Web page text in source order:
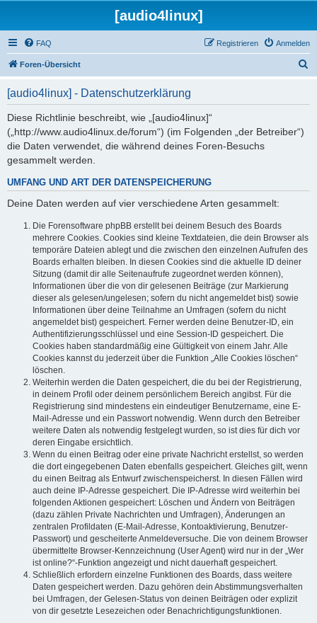
[audio4linux]
FAQ Anmelden
Registrieren
Foren-Übersicht
[audio4linux] - Datenschutzerklärung
Diese Richtlinie beschreibt, wie „[audio4linux]“
(„http://www.audio4linux.de/forum“) (im Folgenden „der Betreiber“)
die Daten verwendet, die während deines Foren-Besuchs
gesammelt werden.
UMFANG UND ART DER DATENSPEICHERUNG
Deine Daten werden auf vier verschiedene Arten gesammelt:
Die Forensoftware phpBB erstellt bei deinem Besuch des Boards
mehrere Cookies. Cookies sind kleine Textdateien, die dein Browser als
temporäre Dateien ablegt und die zwischen den einzelnen Aufrufen des
Boards erhalten bleiben. In diesen Cookies sind die aktuelle ID deiner
Sitzung (damit dir alle Seitenaufrufe zugeordnet werden können),
Informationen über die von dir gelesenen Beiträge (zur Markierung
dieser als gelesen/ungelesen; sofern du nicht angemeldet bist) sowie
Informationen über deine Teilnahme an Umfragen (sofern du nicht
angemeldet bist) gespeichert. Ferner werden deine Benutzer-ID, ein
Authentifizierungsschlüssel und eine Session-ID gespeichert. Die
Cookies haben standardmäßig eine Gültigkeit von einem Jahr. Alle
Cookies kannst du jederzeit über die Funktion „Alle Cookies löschen“
löschen.
Weiterhin werden die Daten gespeichert, die du bei der Registrierung,
in deinem Profil oder deinem persönlichem Bereich angibst. Für die
Registrierung sind mindestens ein eindeutiger Benutzername, eine E-
Mail-Adresse und ein Passwort notwendig. Wenn durch den Betreiber
weitere Daten als notwendig festgelegt wurden, so ist dies für dich vor
deren Eingabe ersichtlich.
Wenn du einen Beitrag oder eine private Nachricht erstellst, so werden
die dort eingegebenen Daten ebenfalls gespeichert. Gleiches gilt, wenn
du einen Beitrag als Entwurf zwischenspeicherst. In diesen Fällen wird
auch deine IP-Adresse gespeichert. Die IP-Adresse wird weiterhin bei
folgenden Aktionen gespeichert: Löschen und Ändern von Beiträgen
(dazu zählen Private Nachrichten und Umfragen), Änderungen an
zentralen Profildaten (E-Mail-Adresse, Kontoaktivierung, Benutzer-
Passwort) und gescheiterte Anmeldeversuche. Die von deinem Browser
übermittelte Browser-Kennzeichnung (User Agent) wird nur in der „Wer
ist online?“-Funktion angezeigt und nicht dauerhaft gespeichert.
Schließlich erfordern einzelne Funktionen des Boards, dass weitere
Daten gespeichert werden. Dazu gehören dein Abstimmungsverhalten
bei Umfragen, der Gelesen-Status von deinen Beiträgen oder explizit
von dir gesetzte Lesezeichen oder Benachrichtigungsfunktionen.